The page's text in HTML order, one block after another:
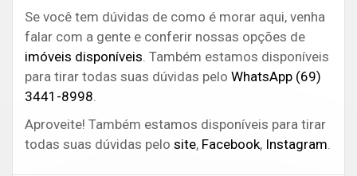
Se você tem dúvidas de como é morar aqui, venha
falar com a gente e conferir nossas opções de
imóveis disponíveis . Também estamos disponíveis
para tirar todas suas dúvidas pelo WhatsApp (69)
3441-8998
Aproveite! Também estamos disponíveis para tirar
todas suas dúvidas pelo site, Facebook, Instagram